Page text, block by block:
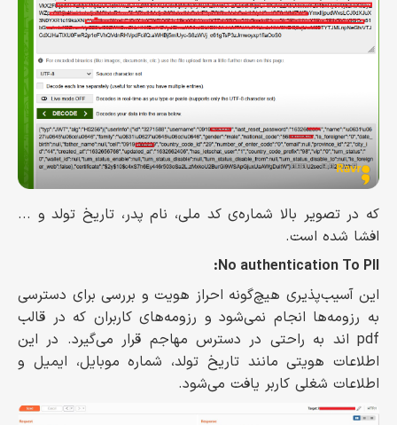
که در تصویر بالا شماره‌ی کد ملی، نام پدر، تاریخ تولد و ...
افشا شده است.
No authentication To PII:
این آسیب‌پذیری هیچ‌گونه احراز هویت و بررسی برای دسترسی
به رزومه‌ها انجام نمی‌شود و رزومه‌های کاربران که در قالب
pdf اند به راحتی در دسترس مهاجم قرار می‌گیرد. در این
اطلاعات هویتی مانند تاریخ تولد، شماره موبایل، ایمیل و
اطلاعات شغلی کاربر یافت می‌شود.